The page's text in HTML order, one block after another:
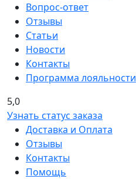
Вопрос-ответ
Отзывы
Статьи
Новости
Контакты
Программа лояльности
5,0
Узнать статус заказа
Доставка и Оплата
Отзывы
Контакты
Помощь